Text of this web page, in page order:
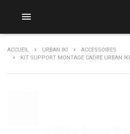

ACCUEIL URBAN IKI
ACCESSOIRES
KIT SUPPORT MONTAGE CADRE URBAN IKI